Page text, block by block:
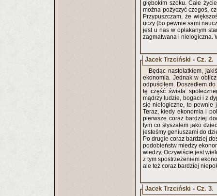
głębokim szoku. Całe
można pożyczyć czegoś,
Przypuszczam, że
uczy (bo pewnie sami
jest u nas w opłakanym
zagmatwana i nielogiczna.
Jacek Trzciński - Cz. 2.
Będąc nastolatkiem,
ekonomia. Jednak w
odpuściłem. Doszedłem
tę część świata
mądrzy ludzie, bogaci i z
się nielogiczne, to pewnie
Teraz, kiedy ekonomia i
pierwsze coraz bardziej
tym co słyszałem jako
jesteśmy geniuszami do
Po drugie coraz bardziej
podobieństw miedzy
wiedzy. Oczywiście jest
z tym spostrzeżeniem
ale też coraz bardziej
Jacek Trzciński - Cz. 3.